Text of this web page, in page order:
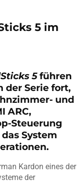
5 im
5führen
der Serie fort,
und
ARC,
Steuerung
System
Kardon eines der
der